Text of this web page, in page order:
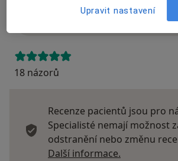
Přidejte svůj názor
18 názorů
Recenze pacientů jsou pro
Specialisté nemají možnost
odstranění nebo změnu
Další informace.
Upravit nastavení